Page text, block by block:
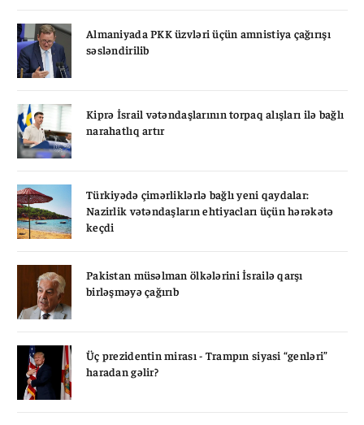
Almaniyada PKK üzvləri üçün amnistiya çağırışı
səsləndirilib
Kiprə İsrail vətəndaşlarının torpaq alışları ilə bağlı
narahatlıq artır
Türkiyədə çimərliklərlə bağlı yeni qaydalar:
Nazirlik vətəndaşların ehtiyacları üçün hərəkətə
keçdi
Pakistan müsəlman ölkələrini İsrailə qarşı
birləşməyə çağırıb
Üç prezidentin mirası - Trampın siyasi “genləri”
haradan gəlir?